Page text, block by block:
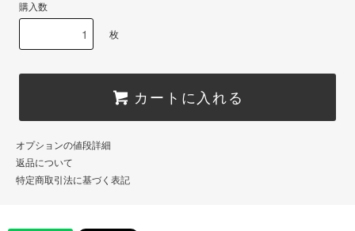
購入数
枚
カートに入れる
オプションの値段詳細
返品について
特定商取引法に基づく表記